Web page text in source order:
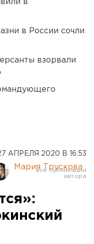
в
в России сочли
взорвали
АПРЕЛЯ 2020 В 16:53
Мария Трускова